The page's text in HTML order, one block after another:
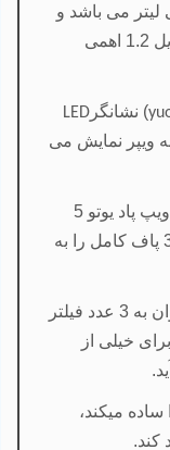
ویپ پاد (پادماد)، 8 میلی لیتر می باشد و
میلی آمپری و کویل 1.2 اهمی
) نشانگر LED
ویپر نمایش می
میزان نیکوتین موجود در این مدل از پادماد/ ویپ پاد یوتو 5
میلی گرم) می باشد و تعداد 3000 پاف کامل را به
از مزیت های پاد 3000 پاف فاکس یوتو میتوان به 3 عدد فیلتر
خیلی از
ساده میکند،
کند.